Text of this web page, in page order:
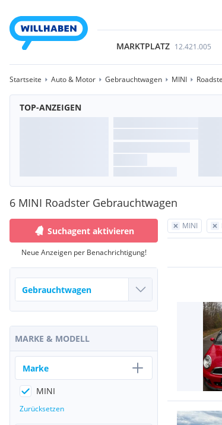
MARKTPLATZ 12.421.005
Startseite Auto & Motor Gebrauchtwagen MINI
TOP-ANZEIGEN
6 MINI Roadster Gebrauchtwagen
MINI
Suchagent aktivieren
Neue Anzeigen per Benachrichtigung!
MARKE & MODELL
Marke
MINI
Zurücksetzen